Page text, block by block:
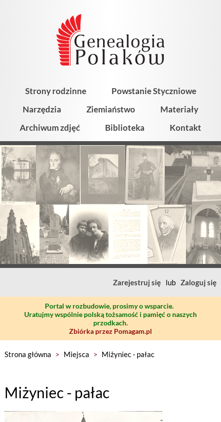
Strony rodzinne
Powstanie Styczniowe
Narzędzia
Ziemiaństwo
Materiały
Archiwum zdjęć
Biblioteka Kontakt
Zarejestruj się lub Zaloguj się
Portal w rozbudowie, prosimy o wsparcie.
Uratujmy wspólnie polską tożsamość i pamięć o naszych
przodkach.
Zbiórka przez Pomagam.pl
Strona główna > Miejsca > Miżyniec - pałac
Miżyniec - pałac